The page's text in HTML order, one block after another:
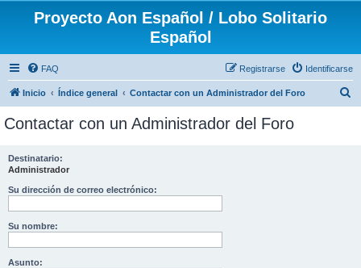
Proyecto Aon Español / Lobo Solitario
Español
FAQ Identificarse
Registrarse
Inicio Índice general Contactar con un Administrador del Foro
Contactar con un Administrador del Foro
Destinatario:
Administrador
Su dirección de correo electrónico:
Su nombre:
Asunto: